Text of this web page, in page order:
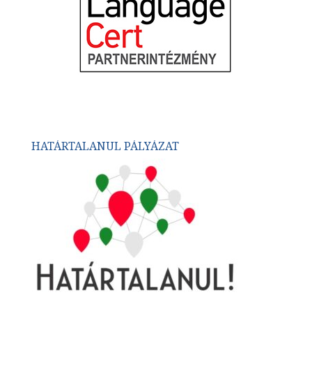
HATÁRTALANUL PÁLYÁZAT